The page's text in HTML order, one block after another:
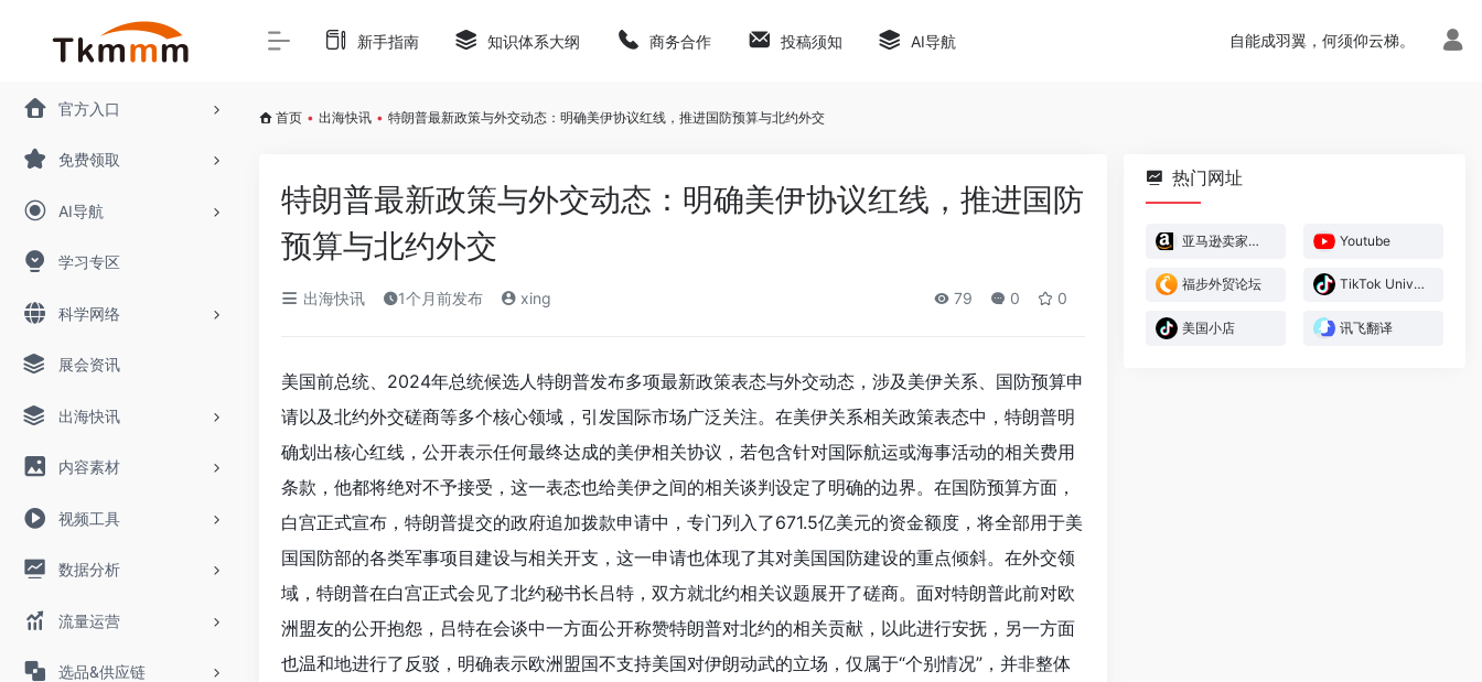
官方入口
免费领取
AI导航
学习专区
科学网络
展会资讯
出海快讯
内容素材
视频工具
数据分析
流量运营
选品&供应链
新手指南 知识体系大纲 商务合作 投稿须知 AI导航 自能成羽翼，何须仰云梯。
首页 • 出海快讯 • 特朗普最新政策与外交动态：明确美伊协议红线，推进国防预算与北约外交
特朗普最新政策与外交动态：明确美伊协议红线，推进国防
预算与北约外交
出海快讯 1个月前发布 xing 79 0 0
美国前总统、2024年总统候选人特朗普发布多项最新政策表态与外交动态，涉及美伊关系、国防预算申
请以及北约外交磋商等多个核心领域，引发国际市场广泛关注。在美伊关系相关政策表态中，特朗普明
确划出核心红线，公开表示任何最终达成的美伊相关协议，若包含针对国际航运或海事活动的相关费用
条款，他都将绝对不予接受，这一表态也给美伊之间的相关谈判设定了明确的边界。在国防预算方面，
白宫正式宣布，特朗普提交的政府追加拨款申请中，专门列入了671.5亿美元的资金额度，将全部用于美
国国防部的各类军事项目建设与相关开支，这一申请也体现了其对美国国防建设的重点倾斜。在外交领
域，特朗普在白宫正式会见了北约秘书长吕特，双方就北约相关议题展开了磋商。面对特朗普此前对欧
洲盟友的公开抱怨，吕特在会谈中一方面公开称赞特朗普对北约的相关贡献，以此进行安抚，另一方面
也温和地进行了反驳，明确表示欧洲盟国不支持美国对伊朗动武的立场，仅属于“个别情况”，并非整体
热门网址
亚马逊卖家官方论坛 Youtube
福步外贸论坛 TikTok University
美国小店 讯飞翻译